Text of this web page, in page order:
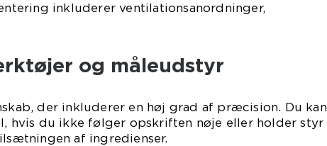
inkluderer ventilationsanordninger,
og måleudstyr
der inkluderer en høj grad af præcision. Du kan
hvis du ikke følger opskriften nøje eller holder styr
af ingredienser.